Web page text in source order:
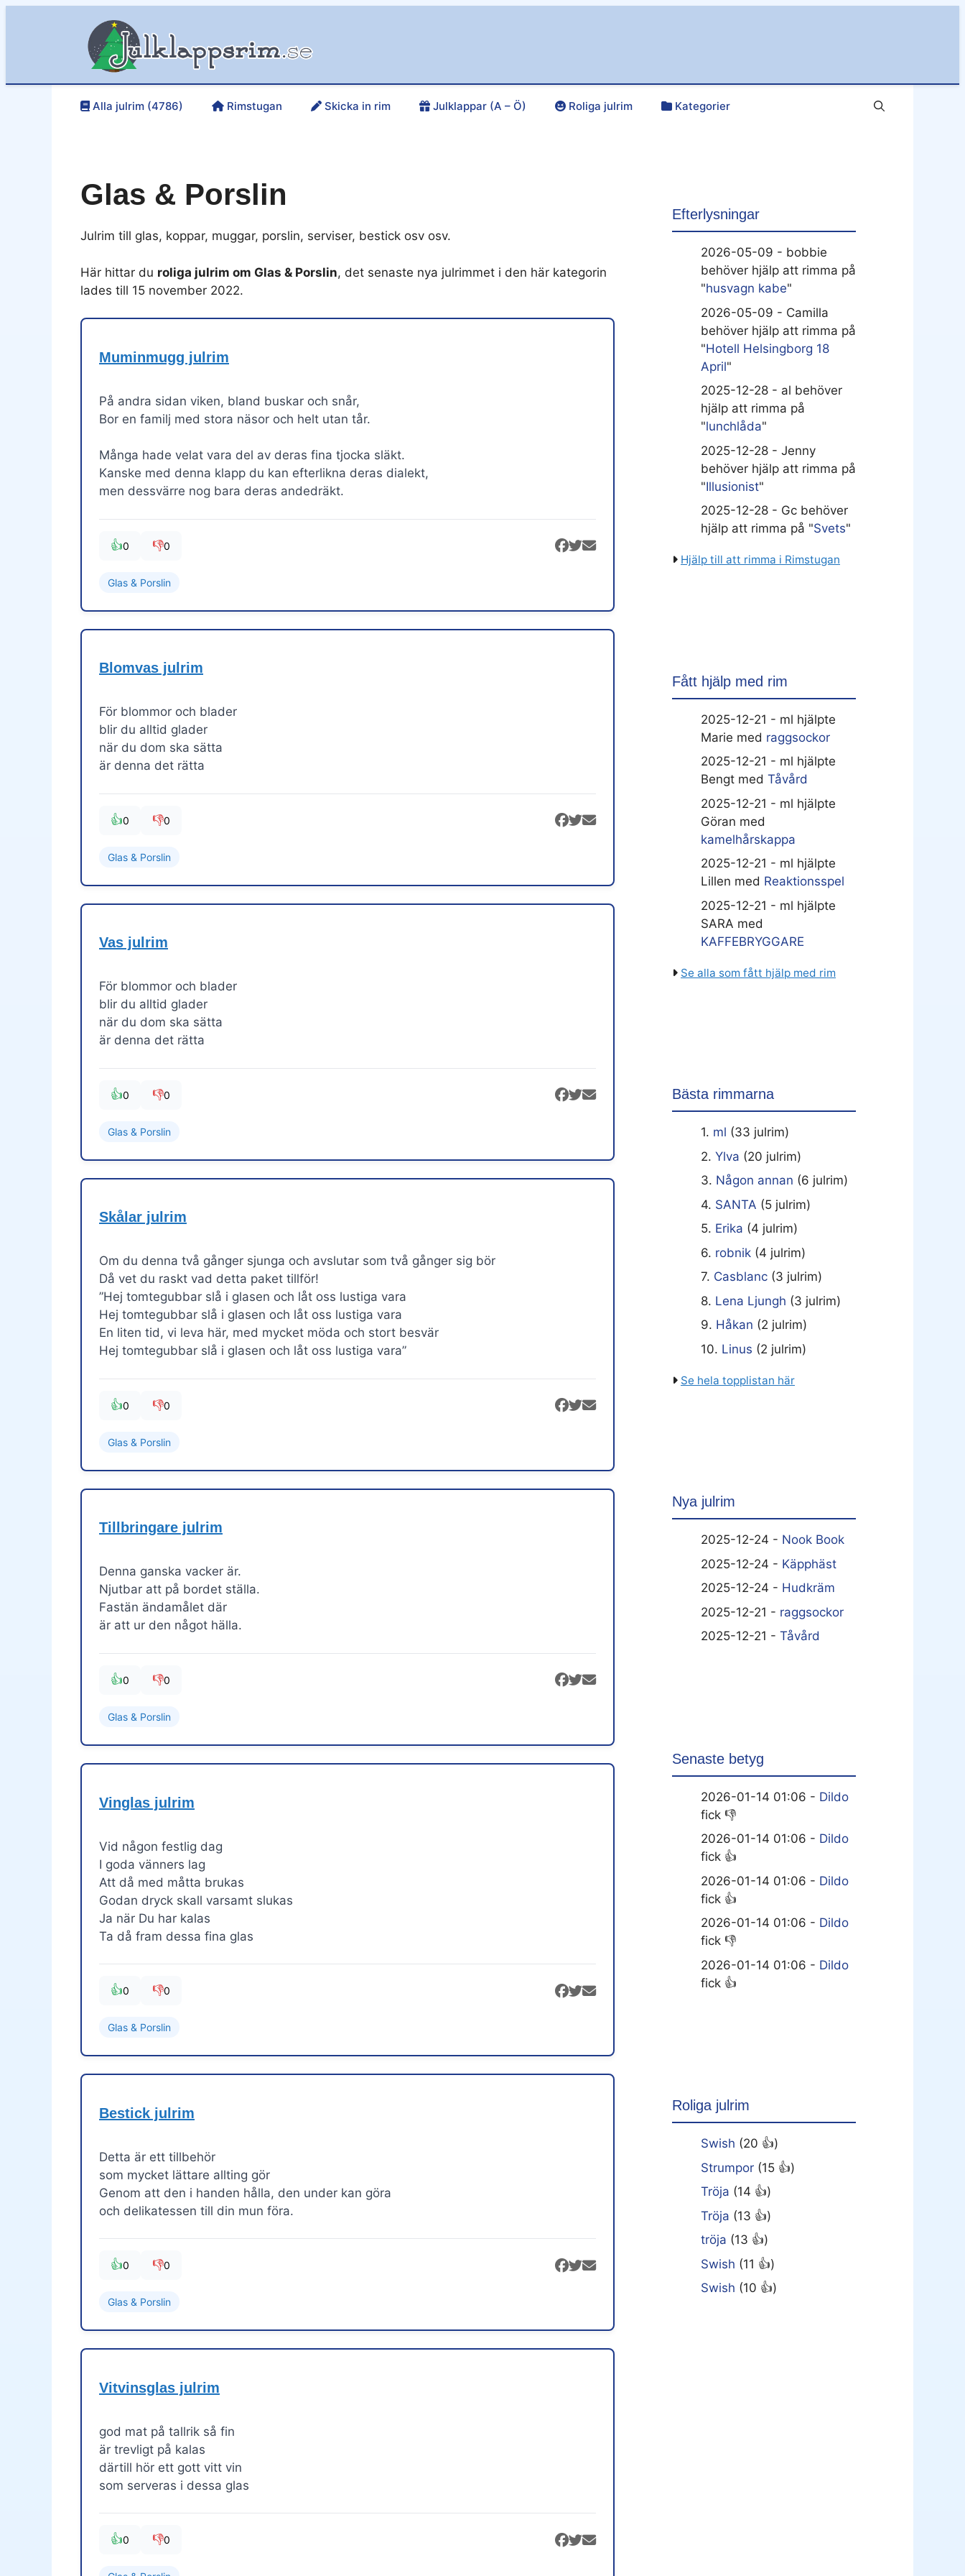
Alla julrim (4786) Rimstugan Skicka in rim Julklappar (A – Ö) Roliga julrim Kategorier
Glas & Porslin
Julrim till glas, koppar, muggar, porslin, serviser, bestick osv osv.
Här hittar du roliga julrim om Glas & Porslin, det senaste nya julrimmet i den här kategorin
lades till 15 november 2022.
Muminmugg julrim
På andra sidan viken, bland buskar och snår,
Bor en familj med stora näsor och helt utan tår.
Många hade velat vara del av deras fina tjocka släkt.
Kanske med denna klapp du kan efterlikna deras dialekt,
men dessvärre nog bara deras andedräkt.
👍0 👎0
Glas & Porslin
Blomvas julrim
För blommor och blader
blir du alltid glader
när du dom ska sätta
är denna det rätta
👍0 👎0
Glas & Porslin
Vas julrim
För blommor och blader
blir du alltid glader
när du dom ska sätta
är denna det rätta
👍0 👎0
Glas & Porslin
Skålar julrim
Om du denna två gånger sjunga och avslutar som två gånger sig bör
Då vet du raskt vad detta paket tillför!
”Hej tomtegubbar slå i glasen och låt oss lustiga vara
Hej tomtegubbar slå i glasen och låt oss lustiga vara
En liten tid, vi leva här, med mycket möda och stort besvär
Hej tomtegubbar slå i glasen och låt oss lustiga vara”
👍0 👎0
Glas & Porslin
Tillbringare julrim
Denna ganska vacker är.
Njutbar att på bordet ställa.
Fastän ändamålet där
är att ur den något hälla.
👍0 👎0
Glas & Porslin
Vinglas julrim
Vid någon festlig dag
I goda vänners lag
Att då med måtta brukas
Godan dryck skall varsamt slukas
Ja när Du har kalas
Ta då fram dessa fina glas
👍0 👎0
Glas & Porslin
Bestick julrim
Detta är ett tillbehör
som mycket lättare allting gör
Genom att den i handen hålla, den under kan göra
och delikatessen till din mun föra.
👍0 👎0
Glas & Porslin
Vitvinsglas julrim
god mat på tallrik så fin
är trevligt på kalas
därtill hör ett gott vitt vin
som serveras i dessa glas
👍0 👎0
Efterlysningar
2026-05-09 - bobbie
behöver hjälp att rimma på
"husvagn kabe"
2026-05-09 - Camilla
behöver hjälp att rimma på
"Hotell Helsingborg 18
April"
2025-12-28 - al behöver
hjälp att rimma på
"lunchlåda"
2025-12-28 - Jenny
behöver hjälp att rimma på
"Illusionist"
2025-12-28 - Gc behöver
hjälp att rimma på "Svets"
Hjälp till att rimma i Rimstugan
Fått hjälp med rim
2025-12-21 - ml hjälpte
Marie med raggsockor
2025-12-21 - ml hjälpte
Bengt med Tåvård
2025-12-21 - ml hjälpte
Göran med
kamelhårskappa
2025-12-21 - ml hjälpte
Lillen med Reaktionsspel
2025-12-21 - ml hjälpte
SARA med
KAFFEBRYGGARE
Se alla som fått hjälp med rim
Bästa rimmarna
1. ml (33 julrim)
2. Ylva (20 julrim)
3. Någon annan (6 julrim)
4. SANTA (5 julrim)
5. Erika (4 julrim)
6. robnik (4 julrim)
7. Casblanc (3 julrim)
8. Lena Ljungh (3 julrim)
9. Håkan (2 julrim)
10. Linus (2 julrim)
Se hela topplistan här
Nya julrim
2025-12-24 - Nook Book
2025-12-24 - Käpphäst
2025-12-24 - Hudkräm
2025-12-21 - raggsockor
2025-12-21 - Tåvård
Senaste betyg
2026-01-14 01:06 - Dildo
fick 👎
2026-01-14 01:06 - Dildo
fick 👍
2026-01-14 01:06 - Dildo
fick 👍
2026-01-14 01:06 - Dildo
fick 👎
2026-01-14 01:06 - Dildo
fick 👍
Roliga julrim
Swish (20 👍)
Strumpor (15 👍)
Tröja (14 👍)
Tröja (13 👍)
tröja (13 👍)
Swish (11 👍)
Swish (10 👍)